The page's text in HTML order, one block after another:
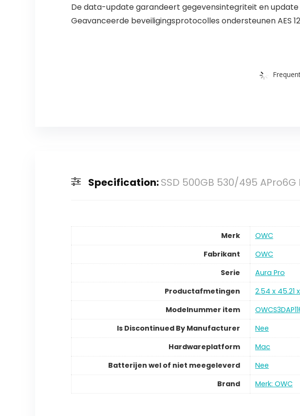
De data-update garandeert gegevensintegriteit en update
Geavanceerde beveiligingsprotocolles ondersteunen AES
Specification:SSD 500GB 530/495
Merk
OWC
Fabrikant
OWC
Serie
Aura Pro
Productafmetingen
2.54 x 45.21
Modelnummer item
Is Discontinued By Manufacturer
Nee
Hardwareplatform
Mac
Batterijen wel of niet meegeleverd
Nee
Brand
Merk: OWC